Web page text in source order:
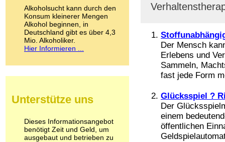
Der Mensch
Erlebens und
Sammeln,
fast jede Form
Glücksspiel ?
Der
einem
öffentlichen
LSD
Marihuana
Medikamente
Meskalin
Metamphetamin
Methadon
Pilze
Psychopharmaka
Schlafmittel
Schmerzmittel
Alkoholsucht kann durch den
Konsum kleinerer Mengen
Alkohol beginnen, in
Deutschland gibt es über 4,3
Mio. Alkoholiker.
Hier Informieren ...
Unterstütze uns
Dieses Informationsangebot
benötigt Zeit und Geld, um
ausgebaut und betrieben zu